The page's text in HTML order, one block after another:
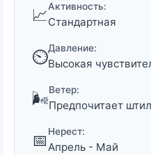
📈Активность:
Стандартная
⏲️Давление:
Высокая
🌬️Ветер:
Предпочитает
📅 Нерест:
Апрель - Май